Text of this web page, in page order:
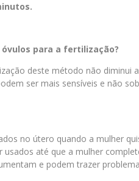
para a fertilização?
deste método não diminui
ser mais sensíveis e não
no útero quando a mulher
usados até que a mulher
e podem trazer